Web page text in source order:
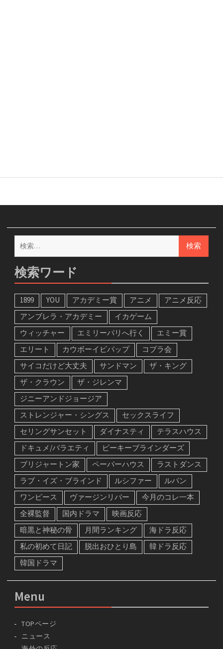
検
索:
検索ワード
1899 YOU アカデミー賞 アニメ
アニメ反応
アンブレラ・アカデミー
イカゲーム
ウィッチャー
エミリーパリへ行く
エミー賞
エリート
カウボーイビバップ
コブラ会
サイコだけど大丈夫
サンドマン
ザ・キング
ザ・クラウン
ザ・ジレンマ
ジニーアンドジョージア
ストレンジャー・シングス
セックスライフ
セリングサンセット
ダイナスティ
テラスハウス
ドキュメ/バラエティ
ピーキーブラインダーズ
ブリジャートン家
ペーパーハウス
ラストダンス
ラブ・イズ・ブラインド
ルシファー
ルパン
ワンピース
ヴァージンリバー
今月のコレ一本
全裸監督
国内ドラマ
映画反応
暗黒と神秘の骨
月間ランキング
海ドラ反応
私の初めて日記
脱出おひとり島
韓ドラ反応
韓国ドラマ
Menu
TOPページ
ニュース